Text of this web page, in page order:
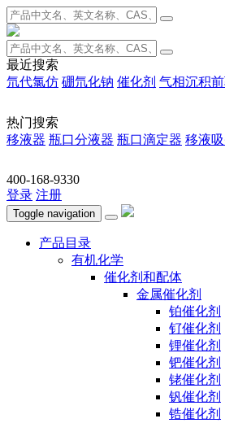
最近搜索
氘代氯仿 硼氘化钠 催化剂 气相沉积
热门搜索
移液器 瓶口分液器 瓶口滴定器 移液
400-168-9330
登录 注册
Toggle navigation
产品目录
有机化学
催化剂和配体
金属催化剂
铂催化剂
钌催化剂
锂催化剂
钯催化剂
铑催化剂
钒催化剂
锆催化剂